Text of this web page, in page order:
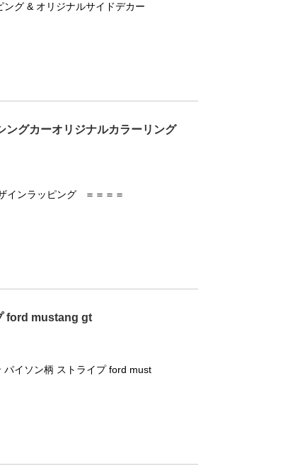
グ & オリジナルサイドデカー
ングカーオリジナルカラーリング
インラッピング ＝＝＝＝
ford mustang gt
パイソン柄 ストライプ ford must